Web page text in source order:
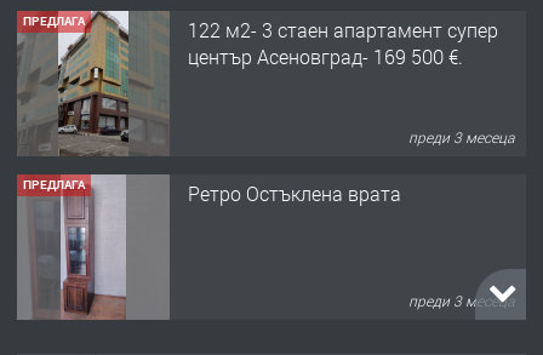
ПРЕДЛАГА
122 м2- 3 стаен апартамент супер
център Асеновград- 169 500 €.
преди 3 месеца
ПРЕДЛАГА Ретро Остъклена врата
преди 3 месеца